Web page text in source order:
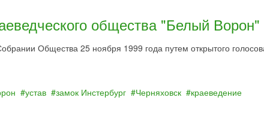
общества "Белый Ворон"
Общества 25 ноября 1999 года путем открытого
устав замок Инстербург Черняховск краеведение